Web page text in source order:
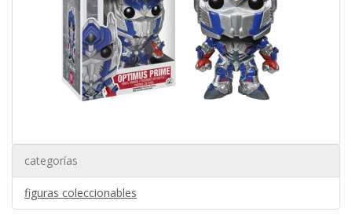
categorías
figuras coleccionables